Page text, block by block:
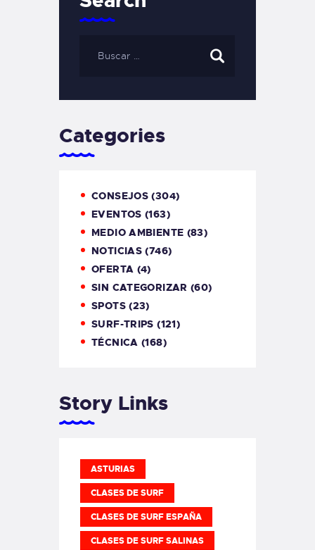
Categories
CONSEJOS (304)
EVENTOS (163)
MEDIO AMBIENTE (83)
NOTICIAS (746)
OFERTA (4)
SIN CATEGORIZAR (60)
SPOTS(23)
SURF-TRIPS (121)
TÉCNICA (168)
Story Links
ASTURIAS
CLASES DE SURF
CLASES DE SURF ESPAÑA
CLASES DE SURF SALINAS